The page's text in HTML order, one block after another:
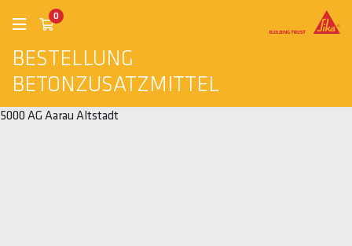
BESTELLUNG
BETONZUSATZMITTEL
0
5000 AG Aarau Altstadt